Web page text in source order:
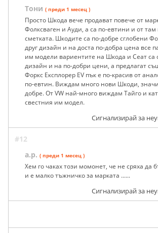
Тони ( преди 1 месец )
Просто Шкода вече продават повече от
Фолксваген и Ауди, а са по-евтини и от
сметката. Шкодите са по-добре сглобени
друг дизайн и на доста по-добра цена все
им модели вариентите на Шкода и Сеат са
дизайн и на по-добри цени, а предлагат
Форкс Експлорер EV пък е по-красив от
по-евтин. Виждам много нови Шкоди,
добре. От VW най-много виждам Тайго и
свестния им модел.
Сигнализирай за
#12
a.p. ( преди 1 месец )
Хем го чаках този момонет, че не сряха да
и е малко тъжничко за марката ......
Сигнализирай за